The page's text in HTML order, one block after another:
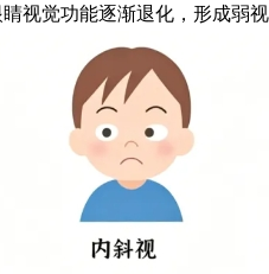
睛视觉功能逐渐退化，形成弱